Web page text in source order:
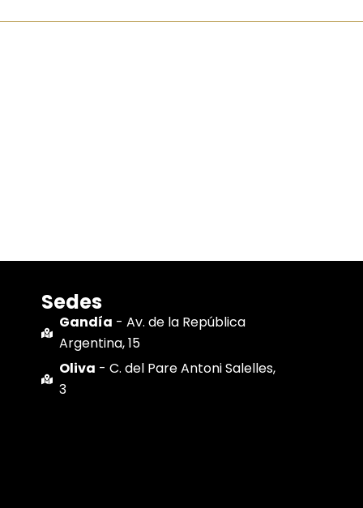
Sedes
Gandía - Av. de la República
Argentina, 15
Oliva - C. del Pare Antoni Salelles,
3